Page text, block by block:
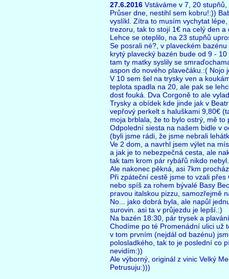
27.6.2016 Vstáváme v 7, 20
Průser dne, nestihl sem kobru!:))
vyslíkl. Zítra to musím vychytat
trezoru, tak to stojí 1€ na celý den
Lehce se oteplilo, na 23 stupňů
Se posrali né?, v plaveckém
krytý plavecký bazén bude od 9 -
tam ty matky syslily se
aspon do nového plavečáku.:( Nojo
V 10 sem šel na trysky ven a
teplota spadla na 20, ale pak se
dost fouká. Dva Corgoně to ale
Trysky a obídek kde jinde jak v
vepřový perkelt s haluškami 9,80€
moja brblala, že to bylo ostrý, mě to
Odpolední siesta na našem bidle v
(byli jsme rádi, že jsme nebrali
Ve 2 dom, a navrhl jsem výlet na
a jak je to nebezpečná cesta, ale
tak tam krom pár rybářů nikdo
Ale nakonec pěkná, asi 7km
Při zpáteční cestě jsme to vzali
nebo spíš za rohem bývalé Basy
pravou italskou pizzu, samozřejmě
No... jako dobrá byla, ale napůl
surovin. asi ta v průjezdu je lepší.:)
Na bazén 18:30, pár trysek a
Chodíme po té Promenádní ulici už
v tom prvním (nejdál od bazénu)
polosladkého, tak to je poslední co
nevidím:))
Ale výborný, originál z vinic Velký
Petrusuju:)))